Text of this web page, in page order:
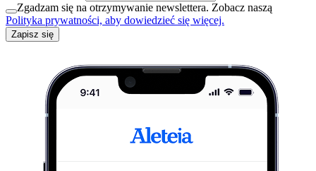
Zgadzam się na otrzymywanie newslettera. Zobacz naszą
Polityka prywatności, aby dowiedzieć się więcej.
Zapisz się